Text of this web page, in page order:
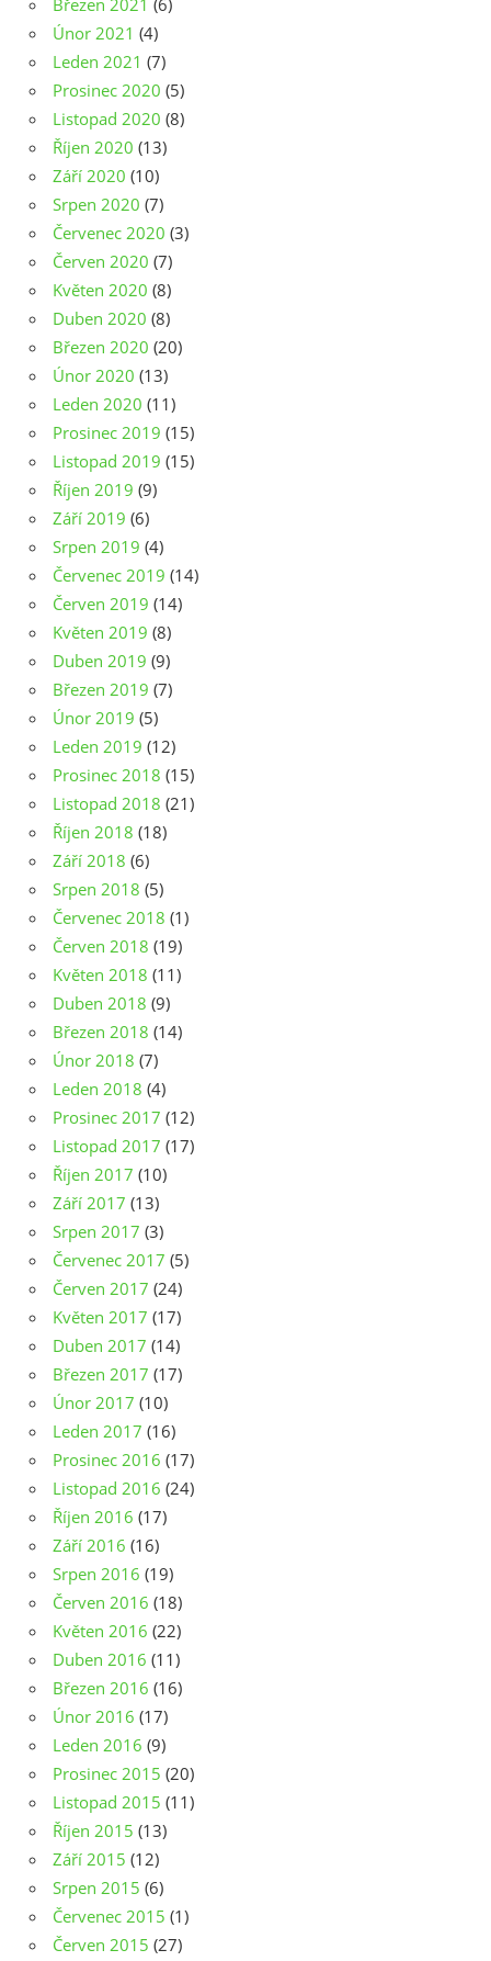
Březen 2021 (6)
Únor 2021 (4)
Leden 2021 (7)
Prosinec 2020 (5)
Listopad 2020 (8)
Říjen 2020 (13)
Září 2020 (10)
Srpen 2020 (7)
Červenec 2020 (3)
Červen 2020 (7)
Květen 2020 (8)
Duben 2020 (8)
Březen 2020 (20)
Únor 2020 (13)
Leden 2020 (11)
Prosinec 2019 (15)
Listopad 2019 (15)
Říjen 2019 (9)
Září 2019 (6)
Srpen 2019 (4)
Červenec 2019 (14)
Červen 2019 (14)
Květen 2019 (8)
Duben 2019 (9)
Březen 2019 (7)
Únor 2019 (5)
Leden 2019 (12)
Prosinec 2018 (15)
Listopad 2018 (21)
Říjen 2018 (18)
Září 2018 (6)
Srpen 2018 (5)
Červenec 2018 (1)
Červen 2018 (19)
Květen 2018 (11)
Duben 2018 (9)
Březen 2018 (14)
Únor 2018 (7)
Leden 2018 (4)
Prosinec 2017 (12)
Listopad 2017 (17)
Říjen 2017 (10)
Září 2017 (13)
Srpen 2017 (3)
Červenec 2017 (5)
Červen 2017 (24)
Květen 2017 (17)
Duben 2017 (14)
Březen 2017 (17)
Únor 2017 (10)
Leden 2017 (16)
Prosinec 2016 (17)
Listopad 2016 (24)
Říjen 2016 (17)
Září 2016 (16)
Srpen 2016 (19)
Červen 2016 (18)
Květen 2016 (22)
Duben 2016 (11)
Březen 2016 (16)
Únor 2016 (17)
Leden 2016 (9)
Prosinec 2015 (20)
Listopad 2015 (11)
Říjen 2015 (13)
Září 2015 (12)
Srpen 2015 (6)
Červenec 2015 (1)
Červen 2015 (27)